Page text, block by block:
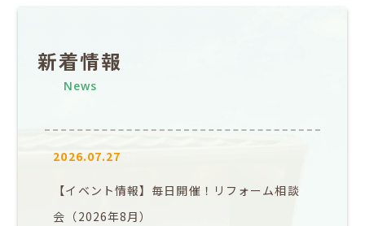
新着情報
News
2026.07.27
【イベント情報】毎日開催！リフォーム相談
会（2026年8月）